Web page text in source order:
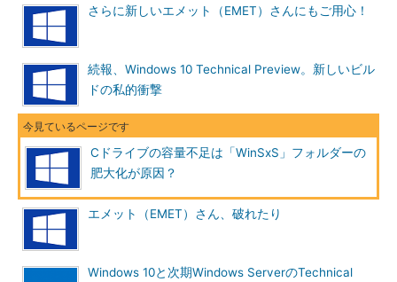
機能の有効化はWinSxSフォルダー内のファイルへのハード
Telnetクライアントを有効化すると、System32フォルダーに
Telnet.exeがインストールされます。一見すると、WinSxSフォ
ルダー内のTelnet.exeがコピーされたように思えるかもしれませ
んが、そうではありません。System32フォルダー内の
Telnet.exeは、WinSxSフォルダーにあるTelnet.exeそのものを参
照するハードリンク
ハードリンクとは、「
ス）」のことです。どのパスが本物、あるいはオリジナルという
ことはなく、全てが同等のパスです。複数のハードリンクを持つ
さらに新しいエメット（EMET）さんにもご用心！
続報、Windows 10 Technical Preview。新しいビル
ドの私的衝撃
Cドライブの容量不足は「WinSxS」フォルダーの
肥大化が原因？
エメット（EMET）さん、破れたり
Windows 10と次期Windows ServerのTechnical